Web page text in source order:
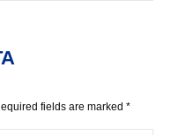
fields are marked *